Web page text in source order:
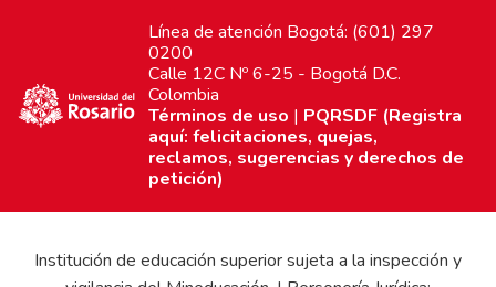
Línea de atención Bogotá: (601) 297
0200
Calle 12C Nº 6-25 - Bogotá D.C.
Colombia
Términos de uso | PQRSDF (Registra
aquí: felicitaciones, quejas,
reclamos, sugerencias y derechos de
petición)
Institución de educación superior sujeta a la inspección y